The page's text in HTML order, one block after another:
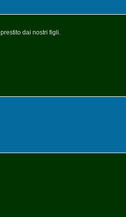
dai nostri figli.